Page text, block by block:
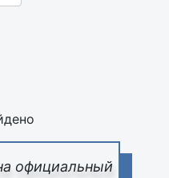
официальный